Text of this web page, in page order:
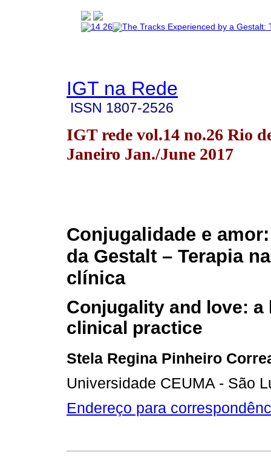
IGT na Rede
ISSN 1807-2526
IGT rede vol.14 no.26 Rio
Janeiro Jan./June 2017
Conjugalidade e
da Gestalt – Terapia
clínica
Conjugality and love: a
clinical practice
Stela Regina Pinheiro
Universidade CEUMA - São
Endereço para